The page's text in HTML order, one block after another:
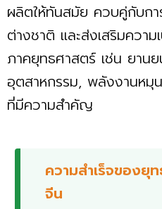
ผลิตให้ทันสมัย ควบคู่กับกา
ต่างชาติ และส่งเสริมความ
ภาคยุทธศาสตร์ เช่น ยาน
อุตสาหกรรม, พลังงานหมุ
ที่มีความสำคัญ
ความสำเร็จของยุ
จีน